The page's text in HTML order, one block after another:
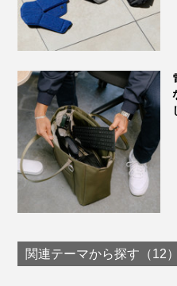
付属のストラップは、肌
サイクル素材のポリエステ
しっとりした手触りの本
『Orbitkey IDカードホルダ
ムーズに。
れるようにスムーズに動け
これまで、ビニル製のカー
は、大きなスポーツバッグ
取り違えたり、タッチキ
ていたのですが、このカー
スイスイ歩ける。
関連テーマから探す（12）